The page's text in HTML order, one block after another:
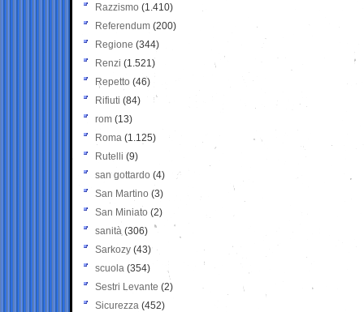
Razzismo (1.410)
Referendum (200)
Regione (344)
Renzi (1.521)
Repetto (46)
Rifiuti (84)
rom (13)
Roma (1.125)
Rutelli (9)
san gottardo (4)
San Martino (3)
San Miniato (2)
sanità (306)
Sarkozy (43)
scuola (354)
Sestri Levante (2)
Sicurezza (452)